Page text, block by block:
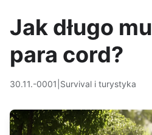
Jak długo
para cord?
30.11.-0001 Survival i turystyka